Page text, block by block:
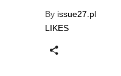
By issue27.pl
LIKES